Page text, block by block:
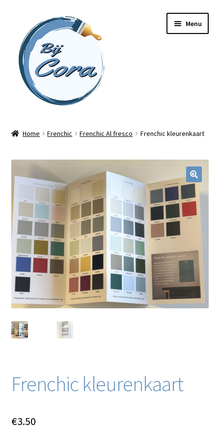
naar
navigatie
inhoud
Menu
Online cursussen
Shop
Blog / DIY / Tutorials
Over mij
Contact
Home Frenchic Frenchic Al fresco Frenchic kleurenkaart
Frenchic kleurenkaart
€3.50